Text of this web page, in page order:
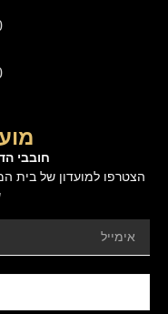
חובבי
הצטרפו למועדון של בית